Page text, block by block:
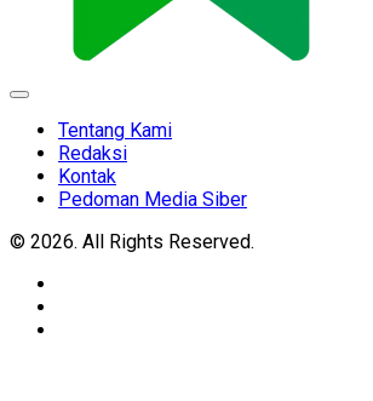
Expand
Tentang Kami
Redaksi
Kontak
Pedoman Media Siber
© 2026. All Rights Reserved.